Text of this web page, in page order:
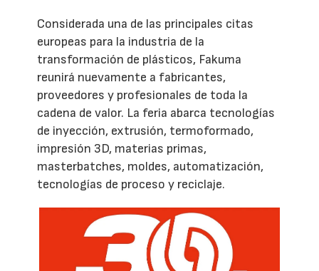
Considerada una de las principales citas
europeas para la industria de la
transformación de plásticos, Fakuma
reunirá nuevamente a fabricantes,
proveedores y profesionales de toda la
cadena de valor. La feria abarca tecnologías
de inyección, extrusión, termoformado,
impresión 3D, materias primas,
masterbatches, moldes, automatización,
tecnologías de proceso y reciclaje.